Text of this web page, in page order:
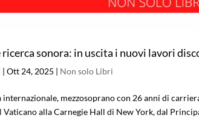
ricerca sonora: in uscita i nuovi lavori
|Ott 24, 2025 | Non solo Libri
mezzosoprano con 26 anni di
Vaticano alla Carnegie Hall di New York, dal